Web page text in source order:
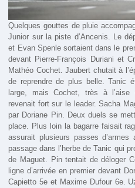
Quelques gouttes de pluie
Junior sur la piste d’Ancenis. Le
et Evan Spenle sortaient dans le
devant Pierre-François Duriani et
Mathéo Cochet. Jaubert chutait à
de reprendre de plus belle. Tanic
large, mais Cochet, très à l’aise
revenait fort sur le leader. Sacha
par Doriane Pin. Deux duels se
place. Plus loin la bagarre faisait
assurait plusieurs passes
passage dans l’herbe de Tanic qui
de Maguet. Pin tentait de déloger
ligne d’arrivée en premier devant
Capietto 5e et Maxime Dufour 6e.